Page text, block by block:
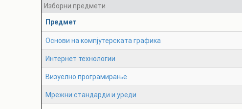
Изборни предмети
Предмет
Основи на компјутерската графика
Интернет технологии
Визуелно програмирање
Мрежни стандарди и уреди